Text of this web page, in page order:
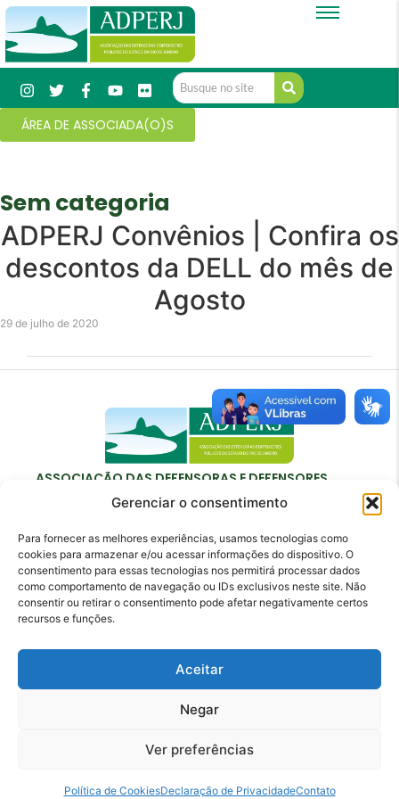
Gerenciar o consentimento
Para fornecer as melhores experiências, usamos tecnologias como
cookies para armazenar e/ou acessar informações do dispositivo. O
consentimento para essas tecnologias nos permitirá processar dados
como comportamento de navegação ou IDs exclusivos neste site. Não
consentir ou retirar o consentimento pode afetar negativamente certos
recursos e funções.
Aceitar
Negar
Ver preferências
Política de CookiesDeclaração de PrivacidadeContato
ÁREA DE ASSOCIADA(O)S
Sem categoria
ADPERJ Convênios | Confira os
descontos da DELL do mês de
Agosto
29 de julho de 2020
ASSOCIAÇÃO DAS DEFENSORAS E DEFENSORES
PÚBLICOS DO ESTADO DO RIO DE JANEIRO
Contato
adperj@adperj.com.br
(21) 2220-6022
Janeiro - RJ - CEP: 20011-020